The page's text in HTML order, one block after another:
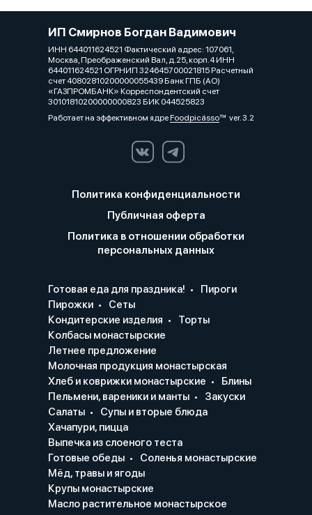
ИП Смирнов Богдан Вадимович
ИНН 644011624521 Фактический адрес: 107061,
Москва, Преображенский Вал, д.25, корп.4 ИНН
644011624521 ОГРНИП 324645700021815 Расчетный
счет 40802810200000055439 Банк ГПБ (АО)
«ГАЗПРОМБАНК» Корреспондентский счет
30101810200000000823 БИК 044525823
Работает на эффективном ядреFoodpicássover. 3.2
Политика конфиденциальности
Публичная оферта
Политика в отношении обработки
персональных данных
Готовая еда для праздника!
Пироги
Пирожки
Сеты
Кондитерские изделия
Торты
Колбасы монастырские
Летнее предложение
Молочная продукция монастырская
Хлеб и коврижки монастырские
Блины
Пельмени, вареники и манты
Закуски
Салаты
Супы и вторые блюда
Хачапури, пицца
Выпечка из слоеного теста
Готовые обеды
Соленья монастырские
Мёд, травы и ягоды
Крупы монастырские
Масло растительное монастырское